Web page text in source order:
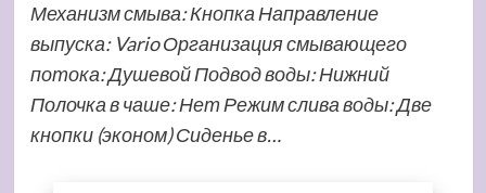
Механизм смыва: Кнопка Направление
выпуска: Vario Организация смывающего
потока: Душевой Подвод воды: Нижний
Полочка в чаше: Нет Режим слива воды: Две
кнопки (эконом) Сиденье в…